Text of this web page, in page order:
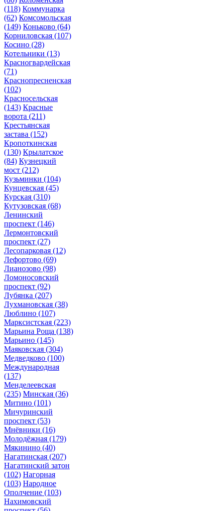
(118) Коммунарка
(62) Комсомольская
(149) Коньково (64)
Корниловская (107)
Косино (28)
Котельники (13)
Красногвардейская
(71)
Краснопресненская
(102)
Красносельская
(143) Красные
ворота (211)
Крестьянская
застава (152)
Кропоткинская
(130) Крылатское
(84) Кузнецкий
мост (212)
Кузьминки (104)
Кунцевская (45)
Курская (310)
Кутузовская (68)
Ленинский
проспект (146)
Лермонтовский
проспект (27)
Лесопарковая (12)
Лефортово (69)
Лианозово (98)
Ломоносовский
проспект (92)
Лубянка (207)
Лухмановская (38)
Люблино (107)
Марксистская (223)
Марьина Роща (138)
Марьино (145)
Маяковская (304)
Медведково (100)
Международная
(137)
Менделеевская
(235) Минская (36)
Митино (101)
Мичуринский
проспект (53)
Мнёвники (16)
Молодёжная (179)
Мякинино (40)
Нагатинская (207)
Нагатинский затон
(102) Нагорная
(103) Народное
Ополчение (103)
Нахимовский